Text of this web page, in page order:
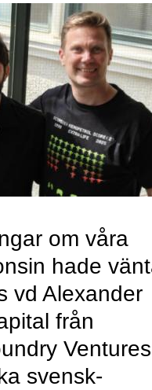
om våra
hade
vd Alexander
från
Ventures
svensk-